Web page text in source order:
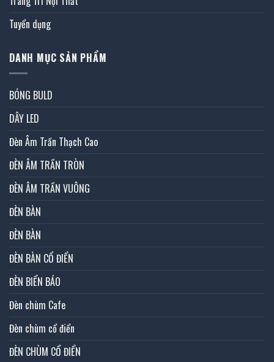
Tuyển dụng
DANH MỤC SẢN PHẨM
BÓNG BULD
DÂY LED
Đèn Âm Trần Thạch Cao
ĐÈN ÂM TRẦN TRÒN
ĐÈN ÂM TRẦN VUÔNG
ĐÈN BÀN
ĐÈN BÀN
ĐÈN BÀN CỔ ĐIỂN
ĐÈN BIỂN BÁO
Đèn chùm Cafe
Đèn chùm cổ điển
ĐÈN CHÙM CỔ ĐIỂN